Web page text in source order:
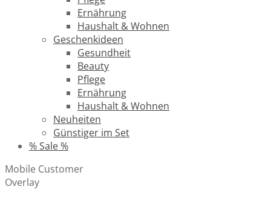
Ernährung
Haushalt & Wohnen
Geschenkideen
Gesundheit
Beauty
Pflege
Ernährung
Haushalt & Wohnen
Neuheiten
Günstiger im Set
% Sale %
Mobile Customer
Overlay